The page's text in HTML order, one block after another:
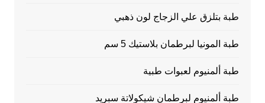
طبة بتلزق علي الزجاج لون ذهبي
طبة المونيا لبرطمان بلاستيك 5 سم
طبة ألمنيوم لعبوات طبية
طبة ألمنيوم لبرطمان شيكولاتة سبريد